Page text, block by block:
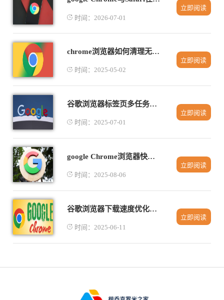
时间：2026-07-01
立即阅读
chrome浏览器如何清理无用插件提升浏览器稳定性
时间：2025-05-02
立即阅读
谷歌浏览器标签页多任务操作技巧
时间：2025-07-01
立即阅读
google Chrome浏览器快速恢复关闭标签页操作教程
时间：2025-08-06
立即阅读
谷歌浏览器下载速度优化方法详解
时间：2025-06-11
立即阅读